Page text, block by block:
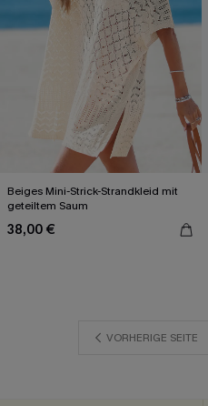
Beiges Mini-Strick-Strandkleid mit
geteiltem Saum
38,00 €
VORHERIGE SEITE